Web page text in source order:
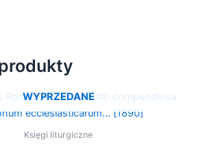
WYPRZEDANE
Księgi liturgiczne